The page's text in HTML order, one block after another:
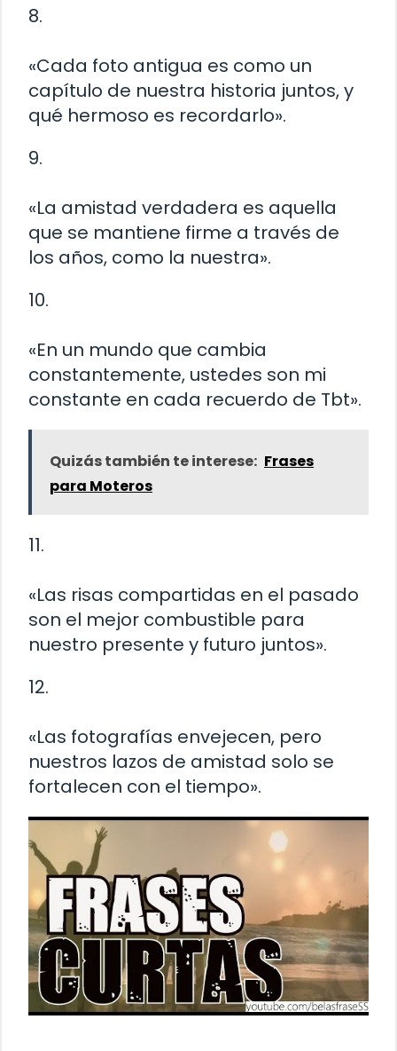
8.
«Cada foto antigua es como un
capítulo de nuestra historia juntos, y
qué hermoso es recordarlo».
9.
«La amistad verdadera es aquella
que se mantiene firme a través de
los años, como la nuestra».
10.
«En un mundo que cambia
constantemente, ustedes son mi
constante en cada recuerdo de Tbt».
Quizás también te interese: Frases
para Moteros
11.
«Las risas compartidas en el pasado
son el mejor combustible para
nuestro presente y futuro juntos».
12.
«Las fotografías envejecen, pero
nuestros lazos de amistad solo se
fortalecen con el tiempo».